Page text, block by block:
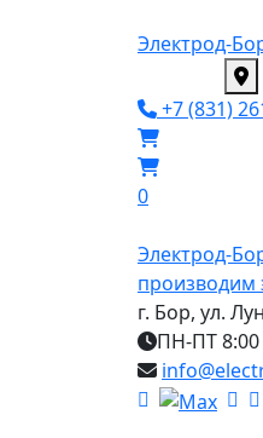
Электрод-
+7 (831)
0
Электрод-
производим
г. Бор, ул.
ПН-ПТ 8:00